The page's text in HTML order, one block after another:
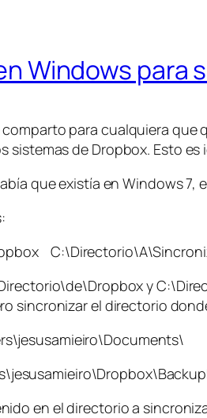
Windows
para cualquiera que
de Dropbox. Esto
que existía en Windows
y
sincronizar el directorio
en el directorio a